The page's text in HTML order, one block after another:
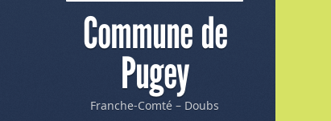
Commune de
Pugey
Franche-Comté – Doubs